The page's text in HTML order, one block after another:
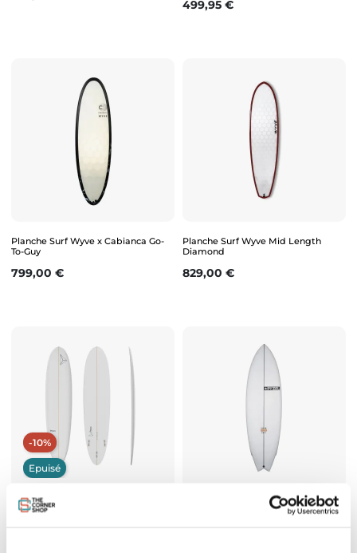
Prix
499,95 €
Planche Surf Wyve x Cabianca Go-
To-Guy
Prix
799,00 €
Planche Surf Wyve Mid Length
Diamond
Prix
829,00 €
-10%
Epuisé
Planche de Surf Prism Mini Malibu
Planche Surf Pyzel Tiger Twin